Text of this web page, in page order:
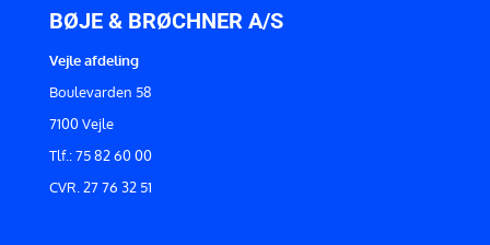
BØJE & BRØCHNER A/S
Vejle afdeling
Boulevarden 58
7100 Vejle
Tlf.: 75 82 60 00
CVR. 27 76 32 51